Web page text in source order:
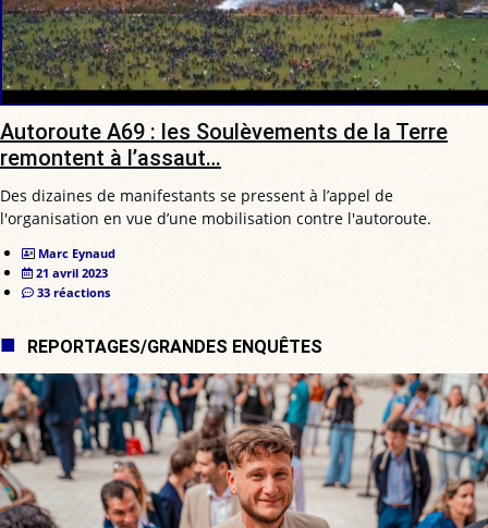
Autoroute A69 : les Soulèvements de la Terre
remontent à l’assaut…
Des dizaines de manifestants se pressent à l’appel de
l'organisation en vue d’une mobilisation contre l'autoroute.
Marc Eynaud
21 avril 2023
33 réactions
REPORTAGES/GRANDES ENQUÊTES